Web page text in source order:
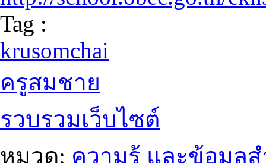
Tag :
krusomchai
ครูสมชาย
รวบรวมเว็บไซต์
หมวด: ความรู้ และข้อมูล